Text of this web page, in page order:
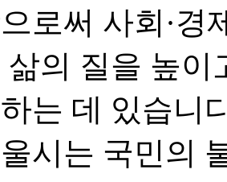
로써 사회·경
삶의 질을 높
는 데 있습니
시는 국민의